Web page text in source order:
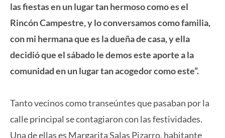
las fiestas en un lugar tan hermoso como es el
Rincón Campestre, y lo conversamos como familia,
con mi hermana que es la dueña de casa, y ella
decidió que el sábado le demos este aporte a la
comunidad en un lugar tan acogedor como este”.
Tanto vecinos como transeúntes que pasaban por la
calle principal se contagiaron con las festividades.
Una de ellas es Margarita Salas Pizarro, habitante